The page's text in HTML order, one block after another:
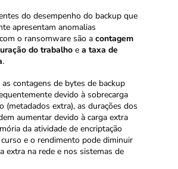
do desempenho do backup que
apresentam anomalias
o ransomware são a contagem
do trabalhoe a taxa de
.
contagens de bytes de backup
devido à sobrecarga
(metadados extra), as durações dos
aumentar devido à carga extra
da atividade de encriptação
e o rendimento pode diminuir
extra na rede e nos sistemas de